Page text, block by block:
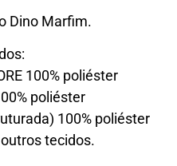
Dino Marfim.
100% poliéster
poliéster
100% poliéster
tecidos.